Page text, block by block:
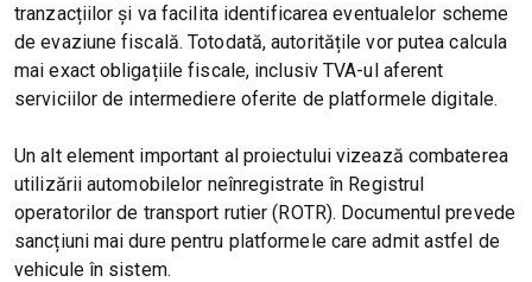
tranzacțiilor și va facilita identificarea eventualelor scheme
de evaziune fiscală. Totodată, autoritățile vor putea calcula
mai exact obligațiile fiscale, inclusiv TVA-ul aferent
serviciilor de intermediere oferite de platformele digitale.
Un alt element important al proiectului vizează combaterea
utilizării automobilelor neînregistrate în Registrul
operatorilor de transport rutier (ROTR). Documentul prevede
sancțiuni mai dure pentru platformele care admit astfel de
vehicule în sistem.